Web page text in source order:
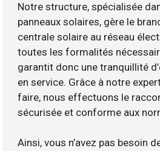
Notre structure, spécialisée
panneaux solaires, gère le
centrale solaire au réseau
toutes les formalités
garantit donc une tranquillité
en service. Grâce à notre
faire, nous effectuons le
sécurisée et conforme aux
Ainsi, vous n’avez pas besoin